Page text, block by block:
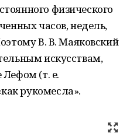
физического
часов, недель,
В. В. Маяковский
искусствам,
Лефом (т. е.
рукомесла».